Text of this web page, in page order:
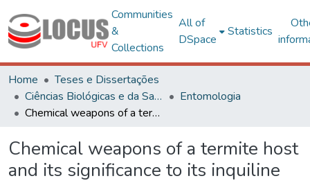
Communities
&
Collections
All of
DSpace
Statistics
Home
Teses e Dissertações
Ciências Biológicas e da Saúde
Entomologia
Chemical weapons of a termite host and its significance to its inquiline
Chemical weapons of a termite host
and its significance to its inquiline